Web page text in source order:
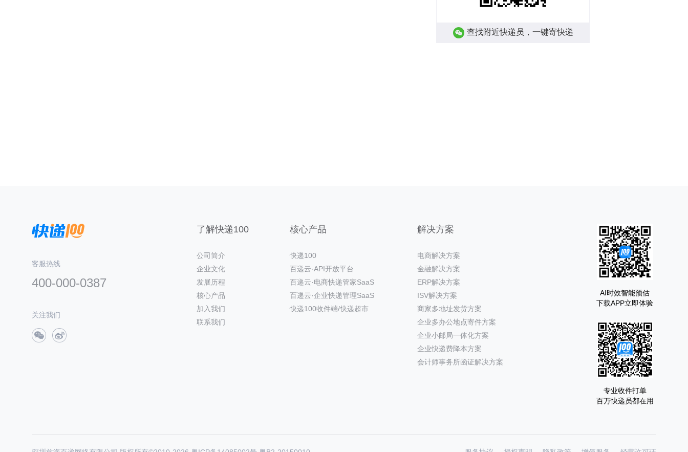
查找附近快递员，一键寄快递
客服热线
400-000-0387
关注我们
了解快递100
公司简介
企业文化
发展历程
核心产品
加入我们
联系我们
核心产品
快递100
百递云·API开放平台
百递云·电商快递管家SaaS
百递云·企业快递管理SaaS
快递100收件端/快递超市
解决方案
电商解决方案
金融解决方案
ERP解决方案
ISV解决方案
商家多地址发货方案
企业多办公地点寄件方案
企业小邮局一体化方案
企业快递费降本方案
会计师事务所函证解决方案
AI时效智能预估
下载APP立即体验
专业收件打单
百万快递员都在用